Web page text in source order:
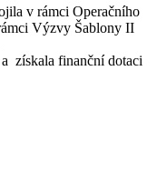
v rámci Operačního
Výzvy Šablony II
získala finanční dotaci